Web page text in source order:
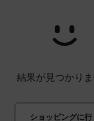
結果が見つかり
ショッピングに行